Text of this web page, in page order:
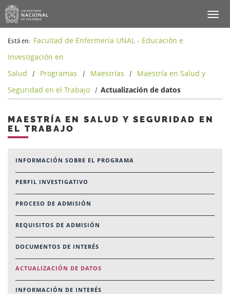
Está en: Facultad de Enfermería UNAL - Educación e
Investigación en
Salud
/ Programas / Maestrías /
Maestría en Salud y
Seguridad en el Trabajo
/Actualización de datos
MAESTRÍA EN SALUD Y SEGURIDAD EN
EL TRABAJO
INFORMACIÓN SOBRE EL PROGRAMA
PERFIL INVESTIGATIVO
PROCESO DE ADMISIÓN
REQUISITOS DE ADMISIÓN
DOCUMENTOS DE INTERÉS
ACTUALIZACIÓN DE DATOS
INFORMACIÓN DE INTERÉS